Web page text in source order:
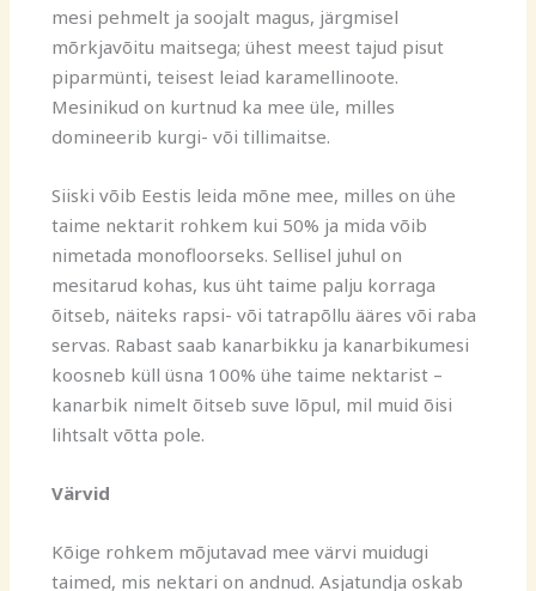
mesi pehmelt ja soojalt magus, järgmisel
mõrkjavõitu maitsega; ühest meest tajud pisut
piparmünti, teisest leiad karamellinoote.
Mesinikud on kurtnud ka mee üle, milles
domineerib kurgi- või tillimaitse.
Siiski võib Eestis leida mõne mee, milles on ühe
taime nektarit rohkem kui 50% ja mida võib
nimetada monofloorseks. Sellisel juhul on
mesitarud kohas, kus üht taime palju korraga
õitseb, näiteks rapsi- või tatrapõllu ääres või raba
servas. Rabast saab kanarbikku ja kanarbikumesi
koosneb küll üsna 100% ühe taime nektarist –
kanarbik nimelt õitseb suve lõpul, mil muid õisi
lihtsalt võtta pole.
Värvid
Kõige rohkem mõjutavad mee värvi muidugi
taimed, mis nektari on andnud. Asjatundja oskab